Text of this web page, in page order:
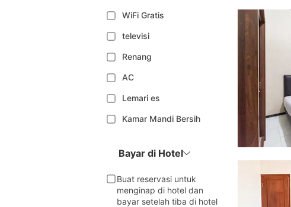
WiFi Gratis
televisi
Renang
AC
Lemari es
Kamar Mandi Bersih
Bayar di Hotel
Buat reservasi untuk
menginap di hotel dan
bayar setelah tiba di hotel